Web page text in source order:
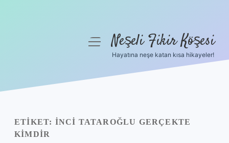
Yasal Uyarı
menüyüNeşeli Fikir Köşesi
Hayatına neşe katan kısa hikayeler!
ETIKET: İNCI TATAROĞLU GERÇEKTE
KIMDIR